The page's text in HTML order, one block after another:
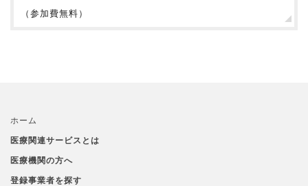
（参加費無料）
ホーム
医療関連サービスとは
医療機関の方へ
登録事業者を探す